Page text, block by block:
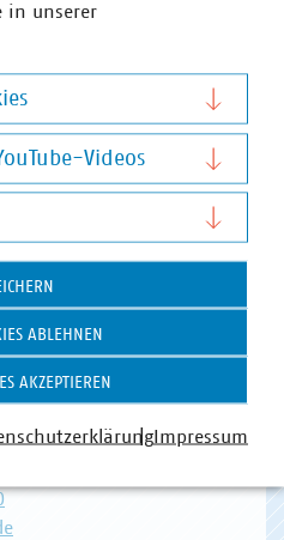
DIGITALISIERUNG/TKABFALLWIRTSCHAFT
RECHT
in unserer
Videos
Videos
ABLEHNEN
AKZEPTIEREN
Impressum